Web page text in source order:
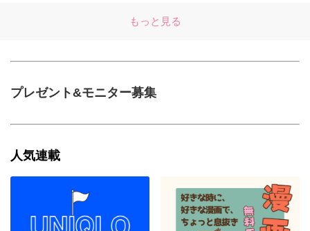
もっと見る
プレゼント&モニター募集
人気連載